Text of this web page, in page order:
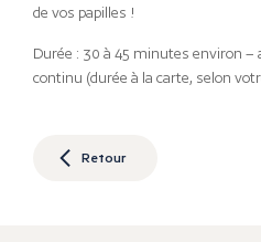
de vos papilles !
Durée : 30 à 45 minutes environ –
continu (durée à la carte, selon
Retour